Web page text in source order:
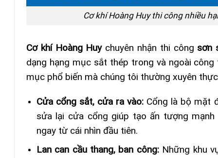
Cơ khí Hoàng Huy thi công nhiều
Cơ khí Hoàng Huychuyên nhận thi công sơn
dạng hạng mục sắt thép trong và ngoài công
mục phổ biến mà chúng tôi thường xuyên
Cửa cổng sắt, cửa ra vào: Cổng là bộ mặt
sửa lại cửa cổng giúp tạo ấn tượng
ngay từ cái nhìn đầu tiên.
Lan can cầu thang, ban công:Những khu